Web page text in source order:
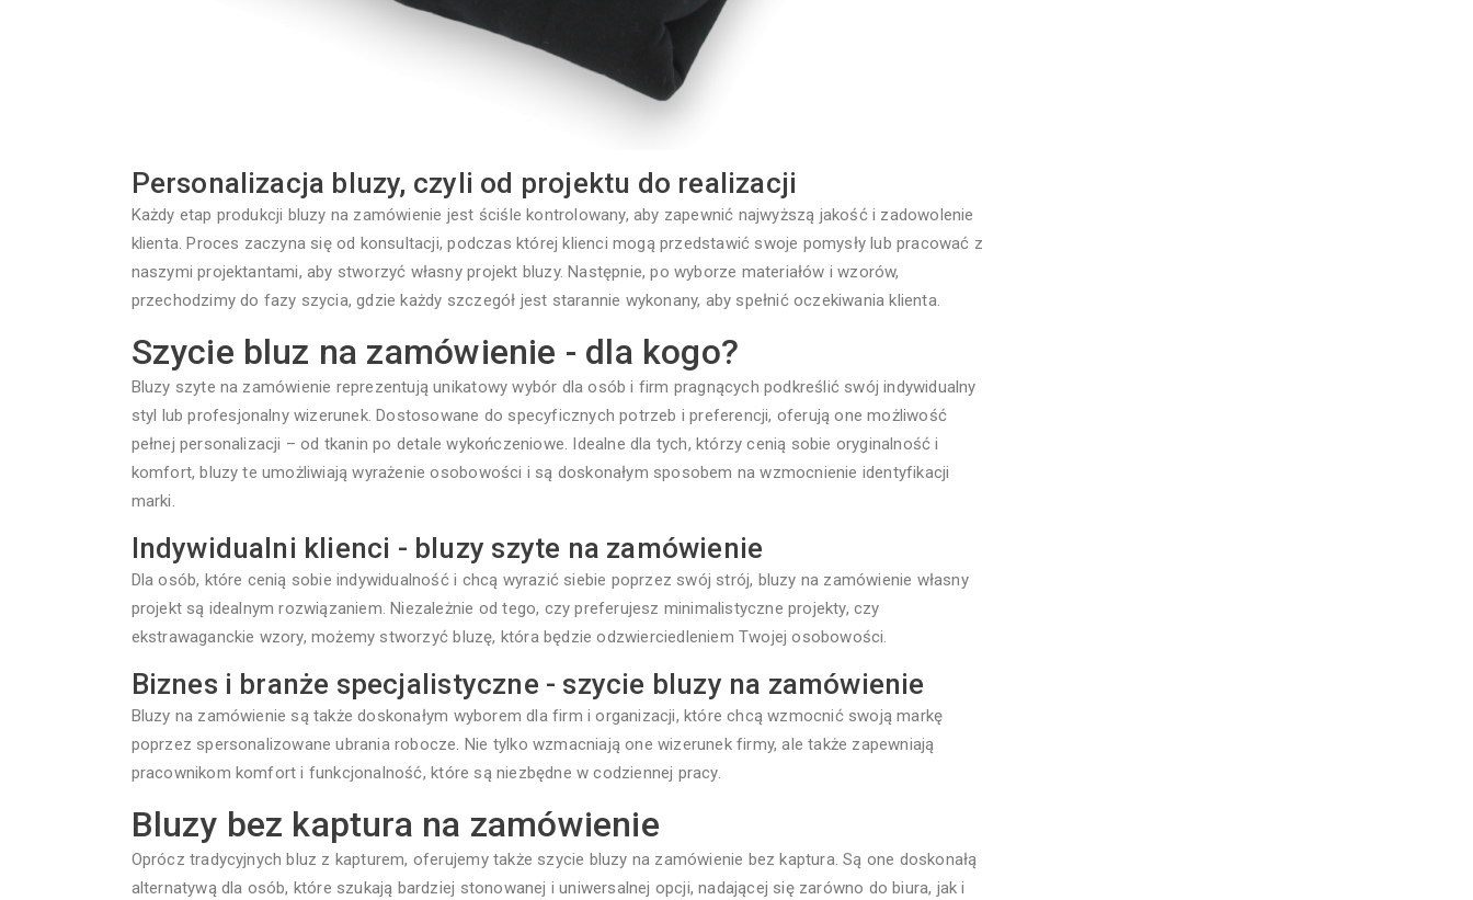
Personalizacja bluzy, czyli od projektu do realizacji
Każdy etap produkcji bluzy na zamówienie jest ściśle kontrolowany, aby zapewnić najwyższą jakość i zadowolenie
klienta. Proces zaczyna się od konsultacji, podczas której klienci mogą przedstawić swoje pomysły lub pracować z
naszymi projektantami, aby stworzyć własny projekt bluzy. Następnie, po wyborze materiałów i wzorów,
przechodzimy do fazy szycia, gdzie każdy szczegół jest starannie wykonany, aby spełnić oczekiwania klienta.
Szycie bluz na zamówienie - dla kogo?
Bluzy szyte na zamówienie reprezentują unikatowy wybór dla osób i firm pragnących podkreślić swój indywidualny
styl lub profesjonalny wizerunek. Dostosowane do specyficznych potrzeb i preferencji, oferują one możliwość
pełnej personalizacji – od tkanin po detale wykończeniowe. Idealne dla tych, którzy cenią sobie oryginalność i
komfort, bluzy te umożliwiają wyrażenie osobowości i są doskonałym sposobem na wzmocnienie identyfikacji
marki.
Indywidualni klienci - bluzy szyte na zamówienie
Dla osób, które cenią sobie indywidualność i chcą wyrazić siebie poprzez swój strój, bluzy na zamówienie własny
projekt są idealnym rozwiązaniem. Niezależnie od tego, czy preferujesz minimalistyczne projekty, czy
ekstrawaganckie wzory, możemy stworzyć bluzę, która będzie odzwierciedleniem Twojej osobowości.
Biznes i branże specjalistyczne - szycie bluzy na zamówienie
Bluzy na zamówienie są także doskonałym wyborem dla firm i organizacji, które chcą wzmocnić swoją markę
poprzez spersonalizowane ubrania robocze. Nie tylko wzmacniają one wizerunek firmy, ale także zapewniają
pracownikom komfort i funkcjonalność, które są niezbędne w codziennej pracy.
Bluzy bez kaptura na zamówienie
Oprócz tradycyjnych bluz z kapturem, oferujemy także szycie bluzy na zamówienie bez kaptura. Są one doskonałą
alternatywą dla osób, które szukają bardziej stonowanej i uniwersalnej opcji, nadającej się zarówno do biura, jak i